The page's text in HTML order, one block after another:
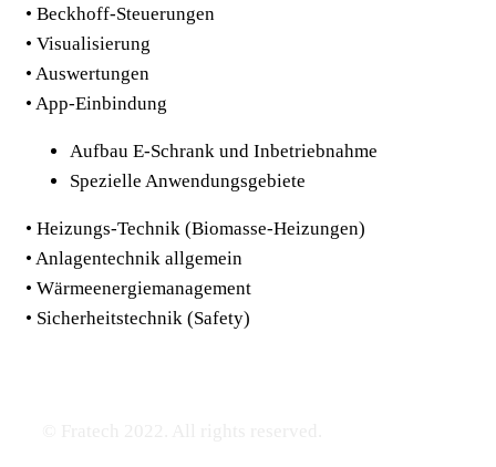
• Beckhoff-Steuerungen
• Visualisierung
• Auswertungen
• App-Einbindung
Aufbau E-Schrank und Inbetriebnahme
Spezielle Anwendungsgebiete
• Heizungs-Technik (Biomasse-Heizungen)
• Anlagentechnik allgemein
• Wärmeenergiemanagement
• Sicherheitstechnik (Safety)